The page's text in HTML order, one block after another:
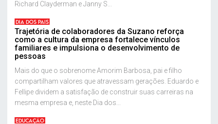
Richard Clayderman e Janny S...
DIA DOS PAIS
Trajetória de colaboradores da Suzano reforça
como a cultura da empresa fortalece vínculos
familiares e impulsiona o desenvolvimento de
pessoas
Mais do que o sobrenome Amorim Barbosa, pai e filho
compartilham valores que atravessam gerações. Eduardo e
Fellipe dividem a satisfação de construir suas carreiras na
mesma empresa e, neste Dia dos...
EDUCAÇÃO